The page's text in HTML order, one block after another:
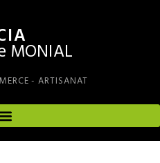
MONIAL
- ARTISANAT